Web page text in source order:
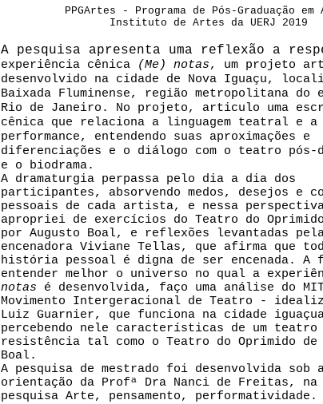
PPGArtes - Programa de Pós-Graduação em
Instituto de Artes da UERJ 2019
A pesquisa apresenta uma reflexão a
experiência cênica (Me) notas, um projeto
desenvolvido na cidade de Nova Iguaçu,
Baixada Fluminense, região metropolitana do
Rio de Janeiro. No projeto, articulo uma
cênica que relaciona a linguagem teatral e a
performance, entendendo suas aproximações e
diferenciações e o diálogo com o teatro pós-
e o biodrama.
A dramaturgia perpassa pelo dia a dia dos
participantes, absorvendo medos, desejos e
pessoais de cada artista, e nessa perspectiva
apropriei de exercícios do Teatro do
por Augusto Boal, e reflexões levantadas
encenadora Viviane Tellas, que afirma que
história pessoal é digna de ser encenada. A
entender melhor o universo no qual a
notas é desenvolvida, faço uma análise do
Movimento Intergeracional de Teatro -
Luiz Guarnier, que funciona na cidade
percebendo nele características de um teatro
resistência tal como o Teatro do Oprimido de
Boal.
A pesquisa de mestrado foi desenvolvida sob
orientação da Profª Dra Nanci de Freitas,
pesquisa Arte, pensamento, performatividade.